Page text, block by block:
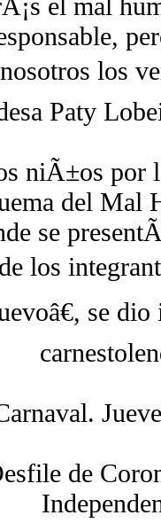
los
Paty
niÃ±os por
del Mal
se
los
se
de